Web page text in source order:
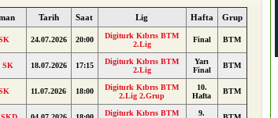
Tarih Saat Lig Hafta Grup
24.07.2026 20:00
Digiturk Kıbrıs BTM
2.Lig
Final BTM
SK 18.07.2026 17:15
Digiturk Kıbrıs BTM
2.Lig
Yarı
Final
BTM
11.07.2026 18:00
Digiturk Kıbrıs BTM
2.Lig 2.Grup
10.
Hafta
BTM
Digiturk Kıbrıs BTM
9.